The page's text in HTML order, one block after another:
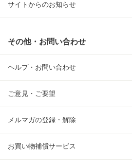
サイトからのお知らせ
その他・お問い合わせ
ヘルプ・お問い合わせ
ご意見・ご要望
メルマガの登録・解除
お買い物補償サービス